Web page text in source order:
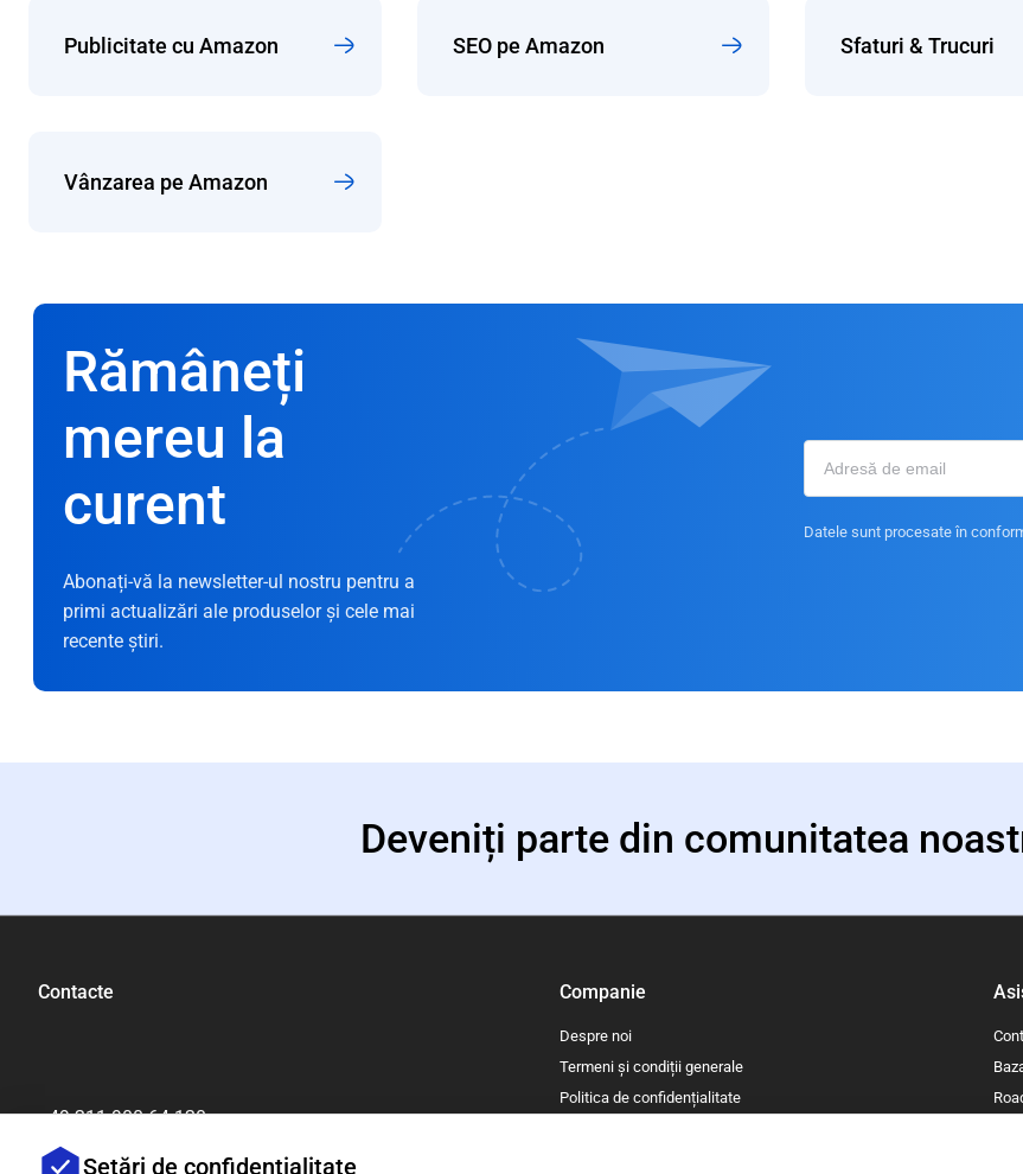
Publicitate cu Amazon SEO pe Amazon Sfaturi & Trucuri
Vânzarea pe Amazon
Rămâneți
mereu la
curent
Abonați-vă la newsletter-ul nostru pentru a
primi actualizări ale produselor și cele mai
recente știri.
Datele sunt procesate în
Deveniți parte din comunitatea
Contacte
+49 211 900 64 120
[email protected]
Companie
Despre noi
Termeni și condiții generale
Politica de confidențialitate
Setări de confidențialitate